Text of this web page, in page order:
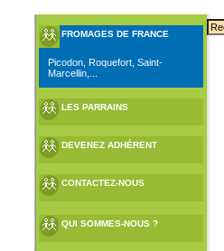
FROMAGES DE FRANCE
Picodon, Roquefort, Saint-
Marcellin,...
LES PARRAINS
DEVENEZ ADHÉRENT
CONTACTEZ-NOUS
QUI SOMMES-NOUS ?